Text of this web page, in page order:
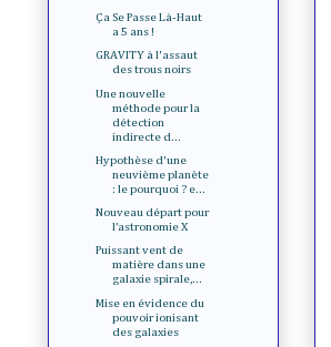
Ça Se Passe Là-Haut
a 5 ans !
GRAVITY à l'assaut
des trous noirs
Une nouvelle
méthode pour la
détection
indirecte d...
Hypothèse d'une
neuvième planète
: le pourquoi ? e...
Nouveau départ pour
l’astronomie X
Puissant vent de
matière dans une
galaxie spirale,...
Mise en évidence du
pouvoir ionisant
des galaxies